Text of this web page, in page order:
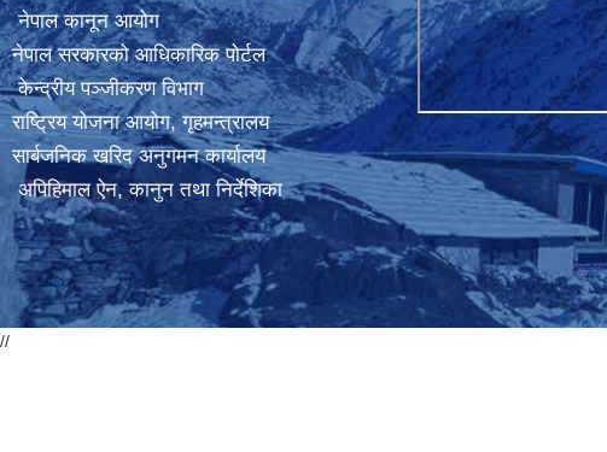
नेपाल कानून आयोग
नेपाल सरकारको आधिकारिक पोर्टल
केन्द्रीय पञ्जीकरण विभाग
राष्ट्रिय योजना आयोग,गृहमन्त्रालय
सार्बजनिक खरिद अनुगमन कार्यालय
अपिहिमाल ऐन, कानुन तथा निर्देशिका
//